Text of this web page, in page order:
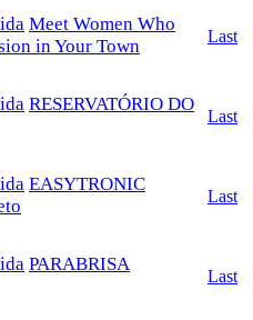
Meet Women Who
in Your Town
Last
RESERVATÓRIO DO
Last
EASYTRONIC
Last
PARABRISA
Last